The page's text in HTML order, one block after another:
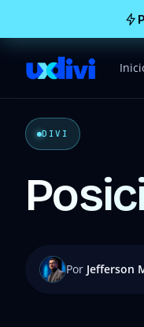
DIVI
Por Jefferson